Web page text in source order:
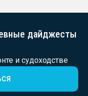
дайджесты
и судоходстве